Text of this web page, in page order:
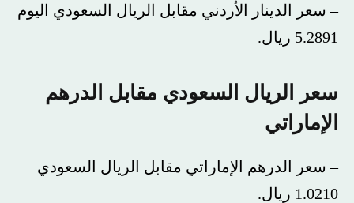
– سعر الدينار الأردني مقابل الريال السعودي اليوم
5.2891 ريال.
سعر الريال السعودي مقابل الدرهم
الإماراتي
– سعر الدرهم الإماراتي مقابل الريال السعودي
1.0210 ريال.